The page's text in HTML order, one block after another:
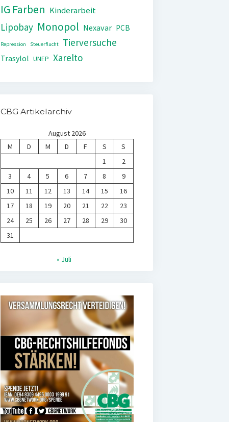
IG Farben Kinderarbeit
Lipobay Monopol Nexavar PCB
Repression Steuerflucht Tierversuche
Trasylol UNEP Xarelto
CBG Artikelarchiv
August 2026
M
D M D F S
S
1
2
3
4 5 6 7 8
9
10
11 12 13 14 15
16
17
18 19 20 21 22
23
24
25 26 27 28 29
30
31
« Juli